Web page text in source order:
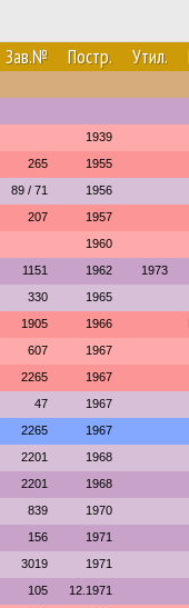
Зав.№ Постр. Утил.
1939
265 1955
89 / 71 1956
207 1957
1960
1151 1962 1973
330 1965
1905 1966
607 1967
2265 1967
47 1967
2265 1967
2201 1968
2201 1968
839 1970
156 1971
3019 1971
105 12.1971